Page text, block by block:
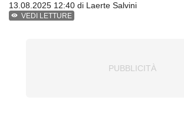
13.08.2025 12:40 di Laerte Salvini
VEDI LETTURE